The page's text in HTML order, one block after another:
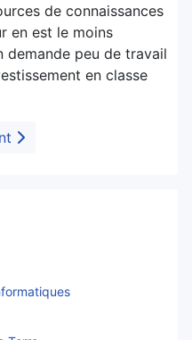
de connaissances
en est le moins
demande peu de travail
en classe